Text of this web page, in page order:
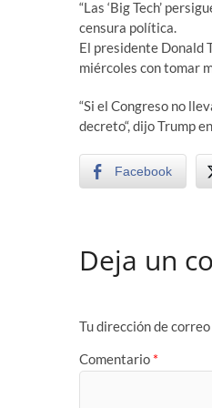
“Las ‘Big Tech’
censura política.
El presidente Donald
miércoles con tomar
“Si el Congreso no
decreto“, dijo Trump
Facebook
Deja un
Tu dirección de
Comentario *